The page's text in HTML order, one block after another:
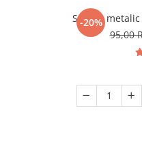
-20%
Sablon
95,00